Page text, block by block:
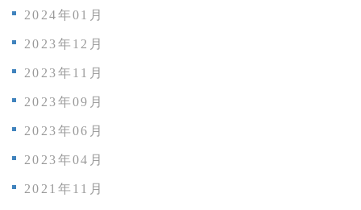
2024年01月
2023年12月
2023年11月
2023年09月
2023年06月
2023年04月
2021年11月